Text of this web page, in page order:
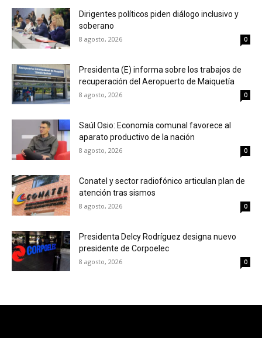
Dirigentes políticos piden diálogo inclusivo y
soberano
8 agosto, 2026 0
Presidenta (E) informa sobre los trabajos de
recuperación del Aeropuerto de Maiquetía
8 agosto, 2026 0
Saúl Osio: Economía comunal favorece al
aparato productivo de la nación
8 agosto, 2026 0
Conatel y sector radiofónico articulan plan de
atención tras sismos
8 agosto, 2026 0
Presidenta Delcy Rodríguez designa nuevo
presidente de Corpoelec
8 agosto, 2026 0